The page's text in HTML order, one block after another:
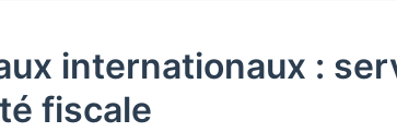
internationaux :
fiscale